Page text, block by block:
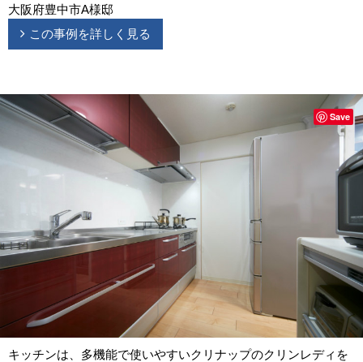
大阪府豊中市A様邸
この事例を詳しく見る
キッチンは、多機能で使いやすいクリナップのクリンレディを
Save